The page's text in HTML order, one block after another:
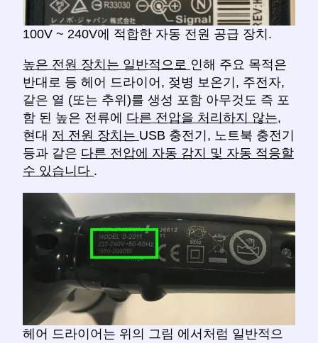
100V ~ 240V에 적합한 자동 전원 공급 장치.
높은 전원 장치는 일반적으로 인해 주요 목적은
반대로 등 헤어 드라이어, 젖병 보온기, 주전자,
같은 열 (또는 추위)를 생성 포함 아무것도 즉 포
함 된 높은 전류에 다른 전압을 처리하지 않는,
현대 저 전원 장치는 USB 충전기, 노트북 충전기
등과 같은 다른 전압에 자동 감지 및 자동 적응할
수 있습니다 .
헤어 드라이어는 위의 그림 에서처럼 일반적으